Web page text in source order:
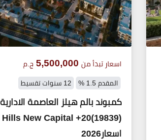
اسعار تبدأ من 5,500,000 ج.م
المقدم 1.5 % 12 سنوات تقسيط
كمبوند بالم هيلز العاصمة الادارية
Palm Hills New Capital
اسعار2026